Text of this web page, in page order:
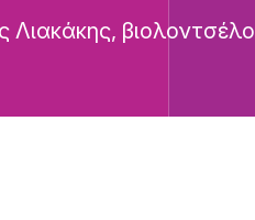
Λιακάκης, βιολοντσέλο